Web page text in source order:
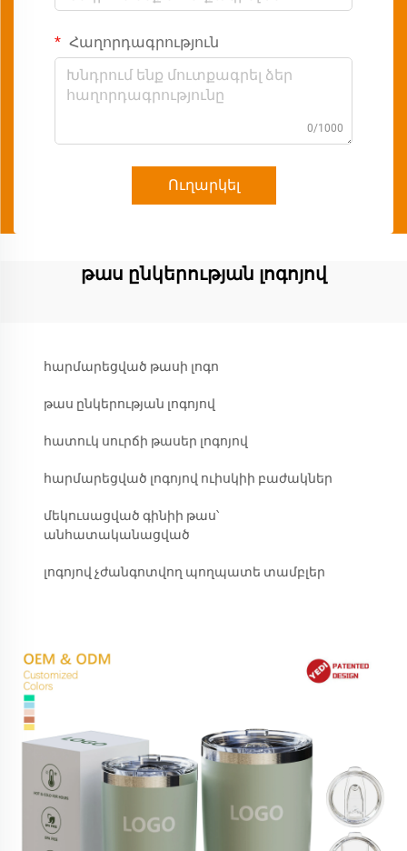
Հաղորդագրություն
0/1000
Ուղարկել
թաս ընկերության լոգոյով
հարմարեցված թասի լոգո
թաս ընկերության լոգոյով
հատուկ սուրճի թասեր լոգոյով
հարմարեցված լոգոյով ուիսկիի բաժակներ
մեկուսացված գինիի թաս՝
անհատականացված
լոգոյով չժանգոտվող պողպատե տամբլեր